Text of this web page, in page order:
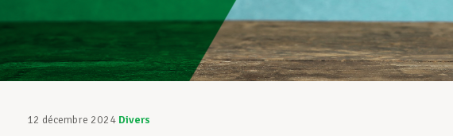
12 décembre 2024 Divers